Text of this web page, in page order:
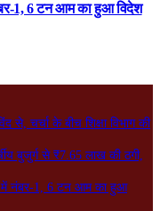
1, 6 टन आम का हुआ विदेश
से, चर्चा के बीच शिक्षा विभाग की
बुजुर्ग से ₹7.65 लाख की ठगी,
में नंबर-1, 6 टन आम का हुआ